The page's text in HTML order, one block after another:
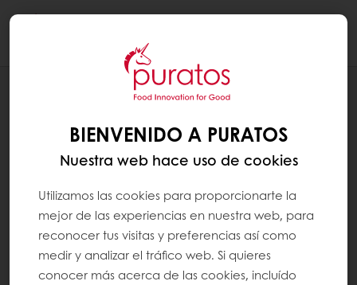
RECETAS
BIENVENIDO A PURATOS
Nuestra web hace uso de cookies
Utilizamos las cookies para proporcionarte la
mejor de las experiencias en nuestra web, para
reconocer tus visitas y preferencias así como
medir y analizar el tráfico web. Si quieres
conocer más acerca de las cookies, incluído